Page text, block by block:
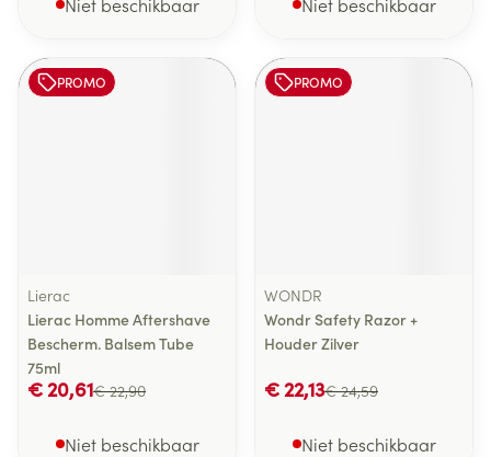
PROMO
Lierac
Lierac Homme Aftershave
Bescherm. Balsem Tube
75ml
€ 22,90
€ 20,61
Niet beschikbaar
PROMO
WONDR
Wondr Safety Razor +
Houder Zilver
€ 24,59
€ 22,13
Niet beschikbaar